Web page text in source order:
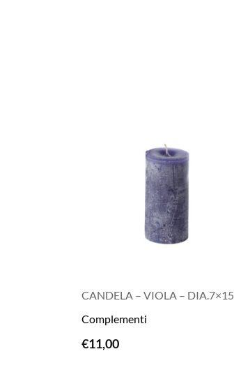
CANDELA – VIOLA – DIA.7×15
Complementi
€11,00